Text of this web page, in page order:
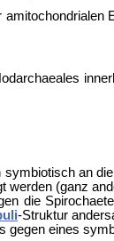
symbiotisch an die
werden (ganz
die
-Struktur
gegen eines